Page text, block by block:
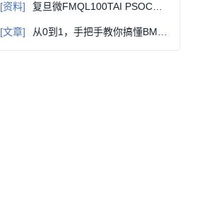
[资料] 复旦微FMQL100TAI PSOC开发套件硬件资料 PCIe/RapidIO 高速接口说明
[文章] 从0到1，手把手教你搞懂BMS均衡电路设计选型